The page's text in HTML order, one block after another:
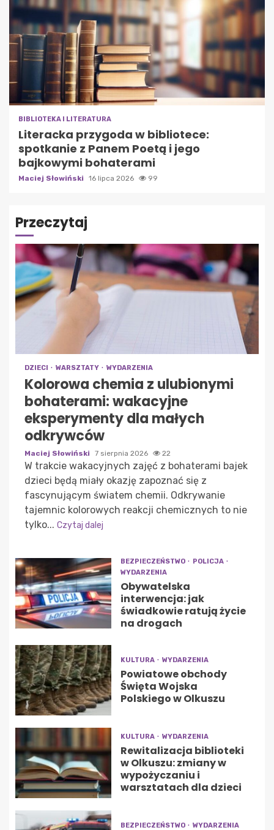
BIBLIOTEKA I LITERATURA
Literacka przygoda w bibliotece:
spotkanie z Panem Poetą i jego
bajkowymi bohaterami
Maciej Słowiński 16 lipca 2026 99
Przeczytaj
DZIECI WARSZTATY WYDARZENIA
Kolorowa chemia z ulubionymi
bohaterami: wakacyjne
eksperymenty dla małych
odkrywców
Maciej Słowiński 7 sierpnia 2026 22
W trakcie wakacyjnych zajęć z bohaterami bajek
dzieci będą miały okazję zapoznać się z
fascynującym światem chemii. Odkrywanie
tajemnic kolorowych reakcji chemicznych to nie
tylko... Czytaj dalej
BEZPIECZEŃSTWO
POLICJA
WYDARZENIA
Obywatelska
interwencja: jak
świadkowie ratują życie
na drogach
KULTURA WYDARZENIA
Powiatowe obchody
Święta Wojska
Polskiego w Olkuszu
KULTURA WYDARZENIA
Rewitalizacja biblioteki
w Olkuszu: zmiany w
wypożyczaniu i
warsztatach dla dzieci
BEZPIECZEŃSTWO WYDARZENIA